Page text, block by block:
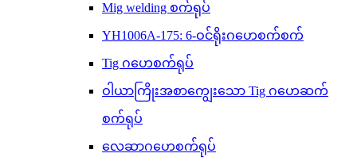
Mig welding စက်ရုပ်
YH1006A-175: 6-ဝင်ရိုးဂဟေစက်စက်
Tig ဂဟေစက်ရုပ်
ဝါယာကြိုးအစာကျွေးသော Tig ဂဟေဆက်
စက်ရုပ်
လေဆာဂဟေစက်ရုပ်